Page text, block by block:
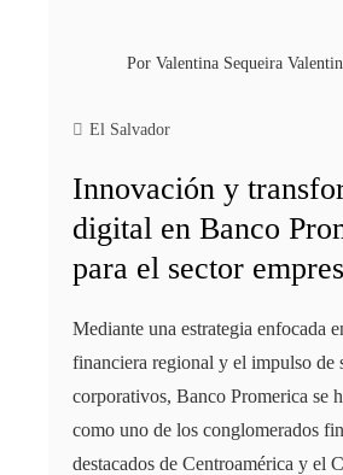
Por Valentina Sequeira
El Salvador
Innovación y
digital en Banco
para el sector
Mediante una estrategia enfocada
financiera regional y el impulso de
corporativos, Banco Promerica se
como uno de los conglomerados
destacados de Centroamérica y el